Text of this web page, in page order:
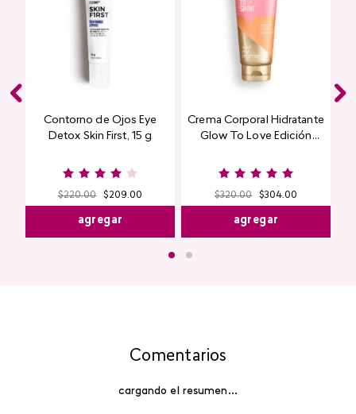
Contorno de Ojos Eye
Detox Skin First, 15 g
$220.00 $209.00
agregar
Crema Corporal Hidratante
Glow To Love Edición
$320.00 $304.00
agregar
Comentarios
cargando el resumen…